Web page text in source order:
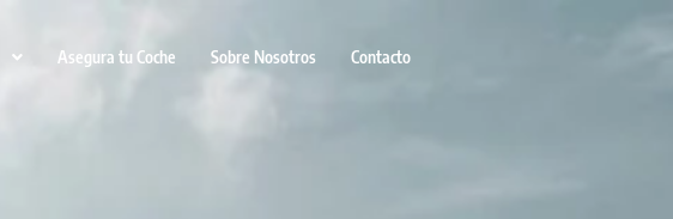
Asegura tu Coche Sobre Nosotros Contacto